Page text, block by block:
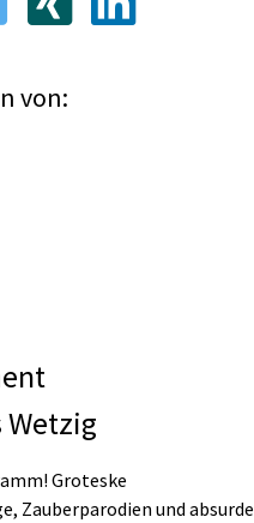
von:
Groteske
Zauberparodien und absurde